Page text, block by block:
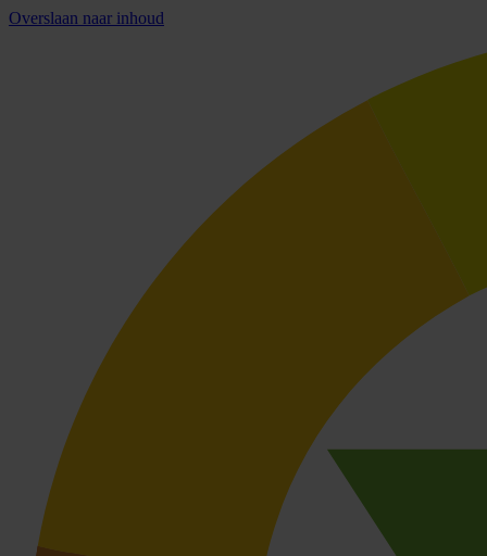
Overslaan naar inhoud